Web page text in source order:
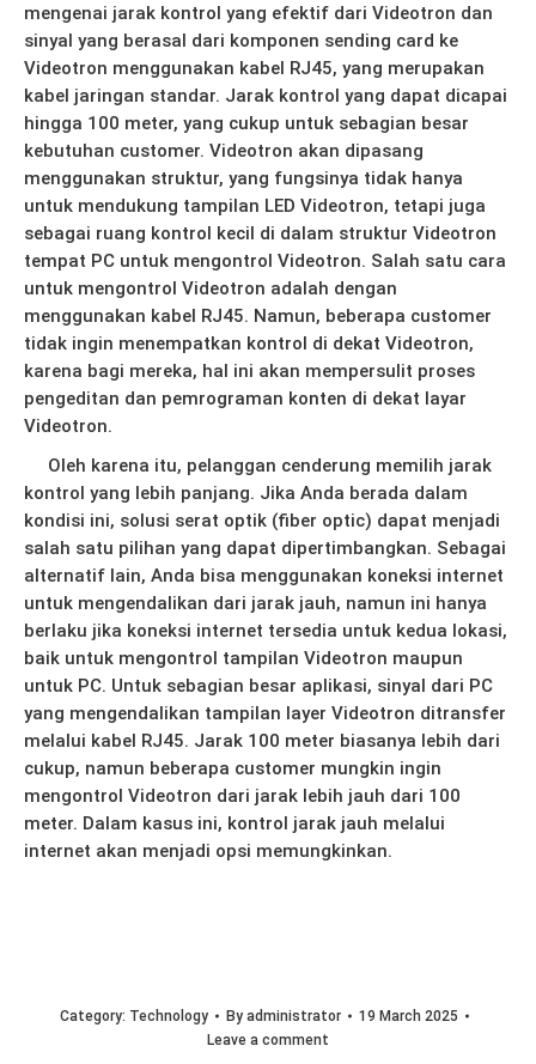
mengenai jarak kontrol yang efektif dari Videotron dan
sinyal yang berasal dari komponen sending card ke
Videotron menggunakan kabel RJ45, yang merupakan
kabel jaringan standar. Jarak kontrol yang dapat dicapai
hingga 100 meter, yang cukup untuk sebagian besar
kebutuhan customer. Videotron akan dipasang
menggunakan struktur, yang fungsinya tidak hanya
untuk mendukung tampilan LED Videotron, tetapi juga
sebagai ruang kontrol kecil di dalam struktur Videotron
tempat PC untuk mengontrol Videotron. Salah satu cara
untuk mengontrol Videotron adalah dengan
menggunakan kabel RJ45. Namun, beberapa customer
tidak ingin menempatkan kontrol di dekat Videotron,
karena bagi mereka, hal ini akan mempersulit proses
pengeditan dan pemrograman konten di dekat layar
Videotron.
Oleh karena itu, pelanggan cenderung memilih jarak
kontrol yang lebih panjang. Jika Anda berada dalam
kondisi ini, solusi serat optik (fiber optic) dapat menjadi
salah satu pilihan yang dapat dipertimbangkan. Sebagai
alternatif lain, Anda bisa menggunakan koneksi internet
untuk mengendalikan dari jarak jauh, namun ini hanya
berlaku jika koneksi internet tersedia untuk kedua lokasi,
baik untuk mengontrol tampilan Videotron maupun
untuk PC. Untuk sebagian besar aplikasi, sinyal dari PC
yang mengendalikan tampilan layer Videotron ditransfer
melalui kabel RJ45. Jarak 100 meter biasanya lebih dari
cukup, namun beberapa customer mungkin ingin
mengontrol Videotron dari jarak lebih jauh dari 100
meter. Dalam kasus ini, kontrol jarak jauh melalui
internet akan menjadi opsi memungkinkan.
Category: Technology By administrator
19 March 2025
Leave a comment